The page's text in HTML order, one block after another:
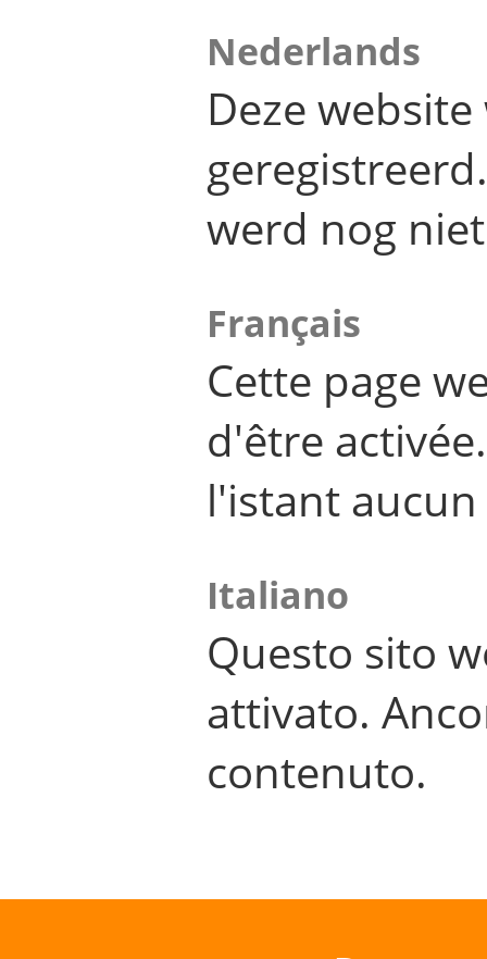
Nederlands
Deze
werd nog
Français
Cette page
d'être
l'istant
Italiano
Questo sito
attivato.
contenuto.